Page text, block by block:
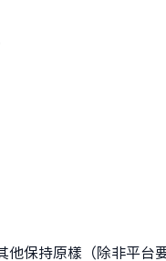
他保持原樣（除非平台